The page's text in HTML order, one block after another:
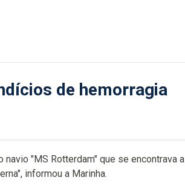
de hemorragia
"MS Rotterdam" que se encontrava a
informou a Marinha.